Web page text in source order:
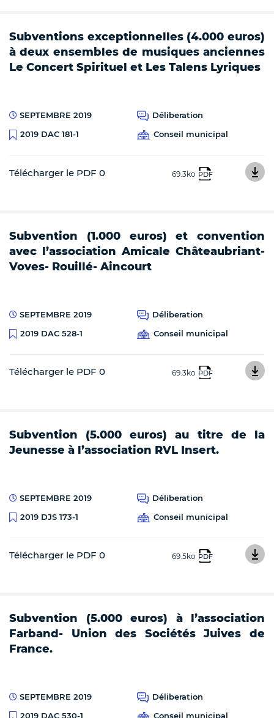
Subventions exceptionnelles (4.000 euros)
à deux ensembles de musiques anciennes
Le Concert Spirituel et Les Talens Lyriques
SEPTEMBRE 2019
Déliberation
2019 DAC 181-1
Conseil municipal
Télécharger le PDF 0 69.3ko PDF
Subvention (1.000 euros) et convention
avec l’association Amicale Châteaubriant-
Voves- Rouillé- Aincourt
SEPTEMBRE 2019
Déliberation
2019 DAC 528-1
Conseil municipal
Télécharger le PDF 0 69.3ko PDF
Subvention (5.000 euros) au titre de la
Jeunesse à l’association RVL Insert.
SEPTEMBRE 2019
Déliberation
2019 DJS 173-1
Conseil municipal
Télécharger le PDF 0 69.5ko PDF
Subvention (5.000 euros) à l’association
Farband- Union des Sociétés Juives de
France.
SEPTEMBRE 2019
Déliberation
2019 DAC 530-1
Conseil municipal